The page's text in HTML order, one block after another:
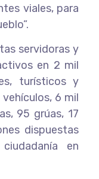
viales, para
servidoras y
en 2 mil
turísticos y
6 mil
95 grúas, 17
dispuestas
en